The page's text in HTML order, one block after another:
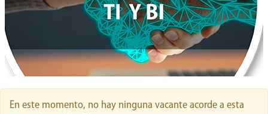
En este momento, no hay ninguna vacante acorde a esta